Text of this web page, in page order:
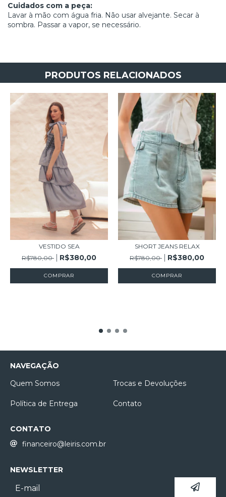
Cuidados com a peça:
Lavar à mão com água fria. Não usar alvejante. Secar à
sombra. Passar a vapor, se necessário.
PRODUTOS RELACIONADOS
VESTIDO SEA
R$780,00
R$380,00
COMPRAR
SHORT JEANS RELAX
R$780,00
R$380,00
COMPRAR
NAVEGAÇÃO
Quem Somos
Trocas e Devoluções
Política de Entrega Contato
CONTATO
financeiro@leiris.com.br
NEWSLETTER